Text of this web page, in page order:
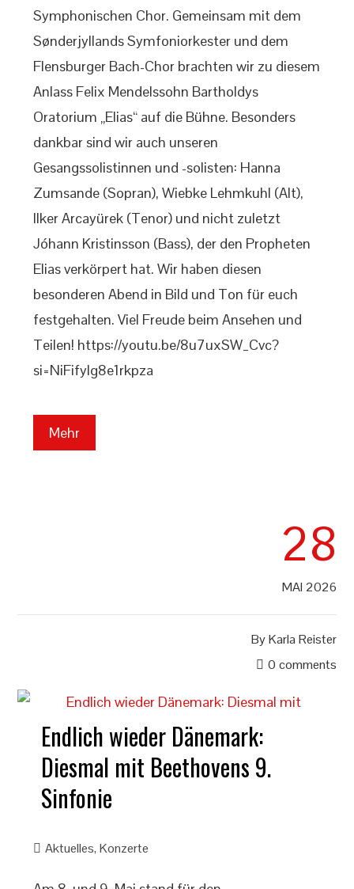
Symphonischen Chor. Gemeinsam mit dem
Sønderjyllands Symfoniorkester und dem
Flensburger Bach-Chor brachten wir zu diesem
Anlass Felix Mendelssohn Bartholdys
Oratorium „Elias“ auf die Bühne. Besonders
dankbar sind wir auch unseren
Gesangssolistinnen und -solisten: Hanna
Zumsande (Sopran), Wiebke Lehmkuhl (Alt),
Ilker Arcayürek (Tenor) und nicht zuletzt
Jóhann Kristinsson (Bass), der den Propheten
Elias verkörpert hat. Wir haben diesen
besonderen Abend in Bild und Ton für euch
festgehalten. Viel Freude beim Ansehen und
Teilen! https://youtu.be/8u7uxSW_Cvc?
si=NiFifylg8e1rkpza
Mehr
28
MAI 2026
ByKarla Reister
0 comments
Endlich wieder Dänemark:
Diesmal mit Beethovens 9.
Sinfonie
Aktuelles,Konzerte